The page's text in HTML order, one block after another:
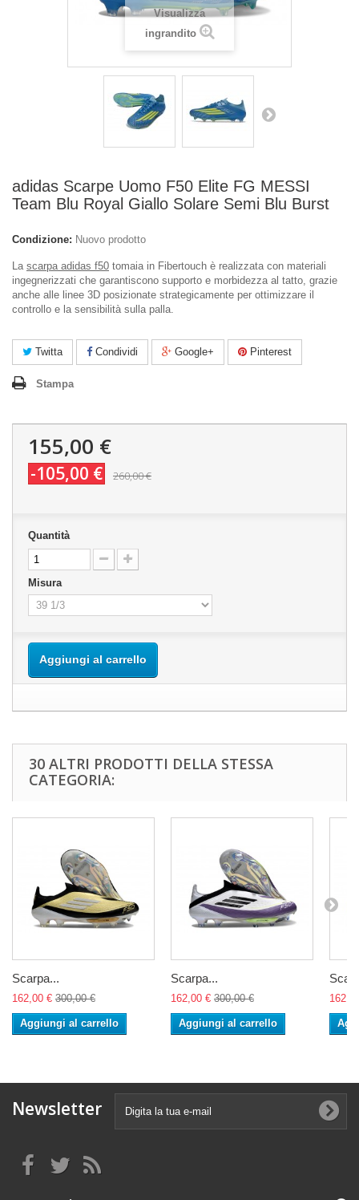
Visualizza
ingrandito
adidas Scarpe Uomo F50 Elite FG MESSI
Team Blu Royal Giallo Solare Semi Blu Burst
Condizione: Nuovo prodotto
La scarpa adidas f50 tomaia in Fibertouch è realizzata con materiali
ingegnerizzati che garantiscono supporto e morbidezza al tatto, grazie
anche alle linee 3D posizionate strategicamente per ottimizzare il
controllo e la sensibilità sulla palla.
Twitta Condividi Google+ Pinterest
Stampa
155,00 €
-105,00 € 260,00 €
Quantità
Misura
Aggiungi al carrello
30 ALTRI PRODOTTI DELLA STESSA
CATEGORIA:
Scarpa...
162,00 € 300,00 €
Aggiungi al carrello
Scarpa...
162,00 € 300,00 €
Aggiungi al carrello
Newsletter